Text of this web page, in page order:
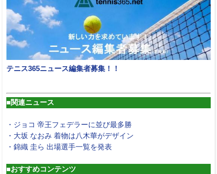
テニス365ニュース編集者募集！！
■関連ニュース
・ジョコ 帝王フェデラーに並び最多勝
・大坂 なおみ 着物は八木華がデザイン
・錦織 圭ら 出場選手一覧を発表
■おすすめコンテンツ